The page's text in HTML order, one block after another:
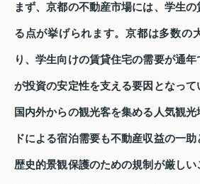
まず、京都の不動産市場には、学生
る点が挙げられます。京都は多数の
り、学生向けの賃貸住宅の需要が通
が投資の安定性を支える要因となっ
国内外からの観光客を集める人気観
ドによる宿泊需要も不動産収益の一助
歴史的景観保護のための規制が厳しい